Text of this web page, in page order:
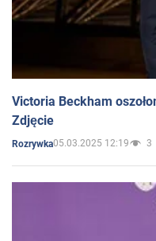
Victoria Beckham
Zdjęcie
Rozrywka05.03.2025 12:19 3